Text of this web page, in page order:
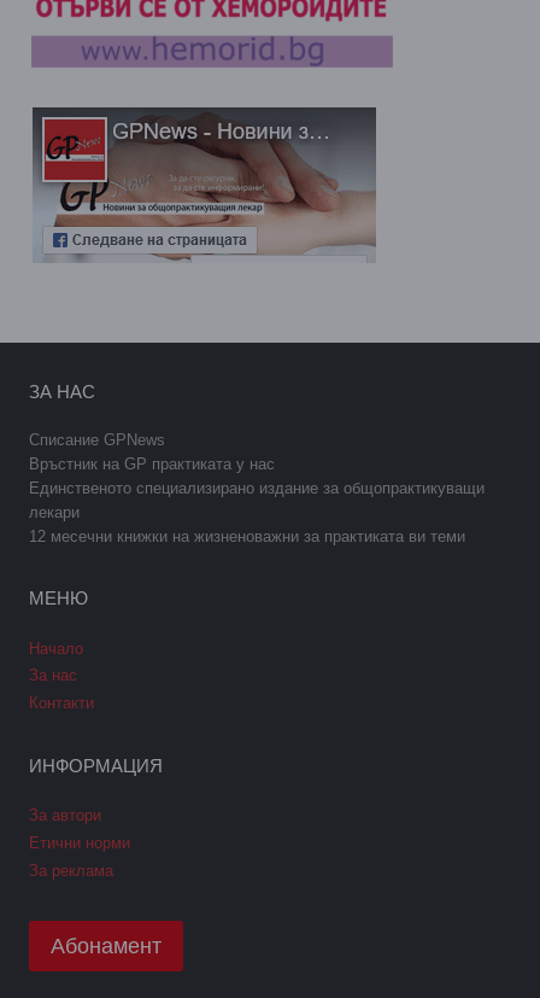
ЗА НАС
Списание GPNews
Връстник на GP практиката у нас
Единственото специализирано издание за общопрактикуващи
лекари
12 месечни книжки на жизненоважни за практиката ви теми
МЕНЮ
Начало
За нас
Контакти
ИНФОРМАЦИЯ
За автори
Етични норми
За реклама
Абонамент